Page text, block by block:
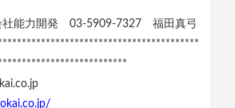
能力開発 03-5909-7327 福田真弓